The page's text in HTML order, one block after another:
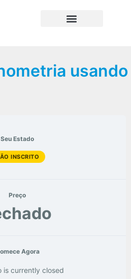
usando
Seu Estado
INSCRITO
Preço
Agora
is currently closed